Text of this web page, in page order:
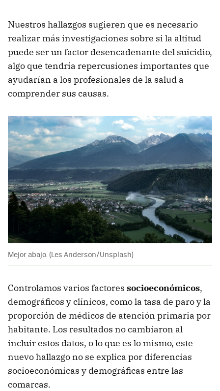
Nuestros hallazgos sugieren que es necesario
realizar más investigaciones sobre si la altitud
puede ser un factor desencadenante del suicidio,
algo que tendría repercusiones importantes que
ayudarían a los profesionales de la salud a
comprender sus causas.
Mejor abajo. (Les Anderson/Unsplash)
Controlamos varios factores socioeconómicos,
demográficos y clínicos, como la tasa de paro y la
proporción de médicos de atención primaria por
habitante. Los resultados no cambiaron al
incluir estos datos, o lo que es lo mismo, este
nuevo hallazgo no se explica por diferencias
socioeconómicas y demográficas entre las
comarcas.